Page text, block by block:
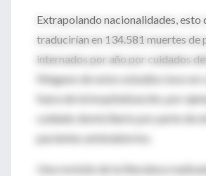
Extrapolando nacionalidades, esto
traducirían en 134.581 muertes de
internados por año por cuidados
Ninguno de estos estudios tuvo en
fuera de la hospitalización, por
cuidado domiciliario por parte de
pacientes ambulatorios.
Una revisión de la literatura